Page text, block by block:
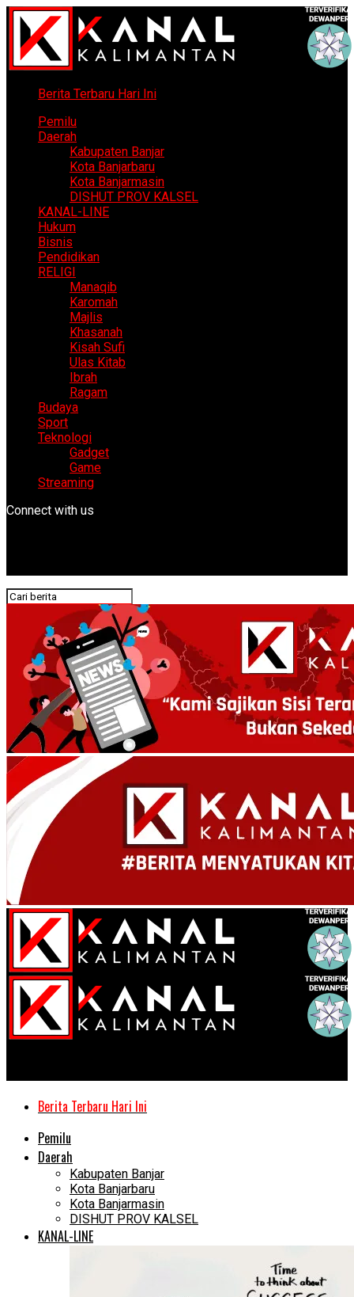
Berita Terbaru Hari Ini
Pemilu
Daerah
Kabupaten Banjar
Kota Banjarbaru
Kota Banjarmasin
DISHUT PROV KALSEL
KANAL-LINE
Hukum
Bisnis
Pendidikan
RELIGI
Manaqib
Karomah
Majlis
Khasanah
Kisah Sufi
Ulas Kitab
Ibrah
Ragam
Budaya
Sport
Teknologi
Gadget
Game
Streaming
Connect with us
Berita Terbaru Hari Ini
Pemilu
Daerah
Kabupaten Banjar
Kota Banjarbaru
Kota Banjarmasin
DISHUT PROV KALSEL
KANAL-LINE